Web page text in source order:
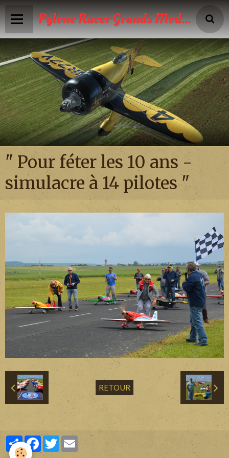
Pylone Racer Grands Modèles
Accueil
Infos
Calendrier
Reportages photos
News
Vidéos
Boutique
Liens
Contact
" Pour féter les 10 ans -
simulacre à 14 pilotes "
RETOUR
PartagerFacebook
Twitter
Email